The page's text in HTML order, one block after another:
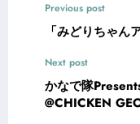
Previous post
「みどりちゃん
Next post
かなで隊
@CHICKEN